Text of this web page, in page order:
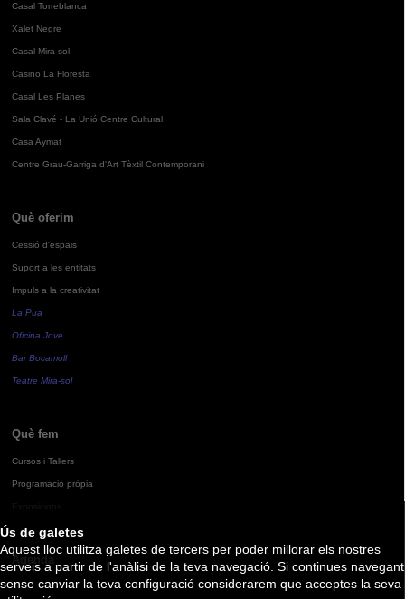
Ús de galetes
Aquest lloc utilitza galetes de tercers per poder millorar els nostres
serveis a partir de l'anàlisi de la teva navegació. Si continues navegant
sense canviar la teva configuració considerarem que acceptes la seva
Casal Torreblanca
Xalet Negre
Casal Mira-sol
Casino La Floresta
Casal Les Planes
Sala Clavé - La Unió Centre Cultural
Casa Aymat
Centre Grau-Garriga d'Art Tèxtil Contemporani
Què oferim
Cessió d'espais
Suport a les entitats
Impuls a la creativitat
La Pua
Oficina Jove
Bar Bocamoll
Teatre Mira-sol
Què fem
Cursos i Tallers
Programació pròpia
Agenda